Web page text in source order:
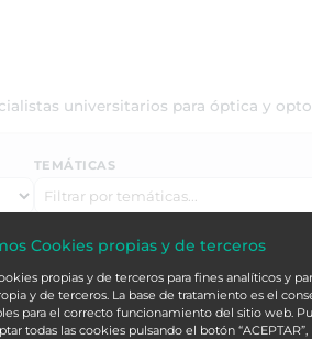
universitarios para óptica y
TEMÁTICAS
Cookies propias y de terceros
propias y de terceros para fines analíticos y
y de terceros. La base de tratamiento es el
para el correcto funcionamiento del sitio web.
todas las cookies pulsando el botón